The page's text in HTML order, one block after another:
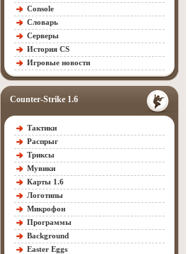
Console
Словарь
Серверы
История CS
Игровые новости
Counter-Strike 1.6
Тактики
Распрыг
Триксы
Мувики
Карты 1.6
Логотипы
Микрофон
Программы
Background
Easter Eggs